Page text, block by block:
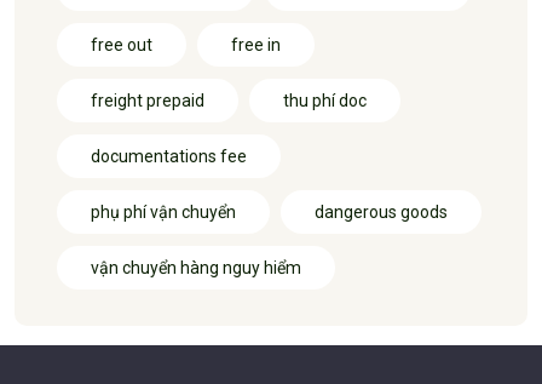
free out free in
freight prepaid thu phí doc
documentations fee
phụ phí vận chuyển dangerous goods
vận chuyển hàng nguy hiểm